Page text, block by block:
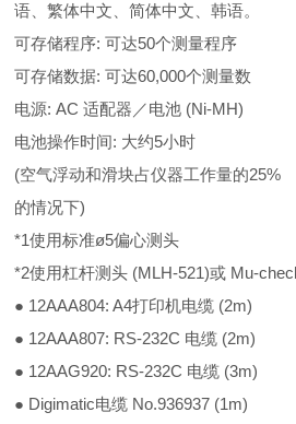
语、繁体中文、简体中文、韩语。
可存储程序: 可达50个测量程序
可存储数据: 可达60,000个测量数
电源: AC 适配器／电池 (Ni-MH)
电池操作时间: 大约5小时
(空气浮动和滑块占仪器工作量的25%
的情况下)
*1使用标准ø5偏心测头
*2使用杠杆测头 (MLH-521)或 Mu-
● 12AAA804: A4打印机电缆 (2m)
● 12AAA807: RS-232C 电缆 (2m)
● 12AAG920: RS-232C 电缆 (3m)
● Digimatic电缆 No.936937 (1m)